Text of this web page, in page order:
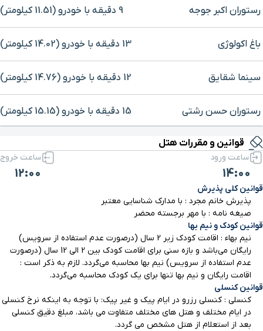
رستوران اکبر جوجه 9 دقیقه با خودرو (11.51 کیلومتر)
باغ اکولوژی 13 دقیقه با خودرو (14.02 کیلومتر)
سینما شقایق 12 دقیقه با خودرو (14.76 کیلومتر)
رستوران حسن رشتی 15 دقیقه با خودرو (15.15 کیلومتر)
بیمارستان شهید بهشتی
مسجد جامع نوشهر
پارک جنگلی سی سنگان
خیابان 15 خرداد 17 دقیقه با خودرو (16.32 کیلومتر)
مرکز خرید آریازی 19 دقیقه با خودرو (17.38 کیلومتر)
پلاژ سیترا یاحسینی 19 دقیقه با خودرو (17.52 کیلومتر)
برای بزرگنمایی روی نقشه کلیک کنید
قوانین و مقررات هتل
ساعت ورود
14:00
ساعت خروج
12:00
قوانین کلی پذیرش
پذیرش خانم مجرد : با مدارک شناسایی معتبر
صیغه نامه : با مهر برجسته محضر
قوانین کودک و نیم بها
نیم بهاء : اقامت کودک زیر 2 سال (درصورت عدم استفاده از سرویس)
رایگان می‌باشد و بازه سنی برای اقامت کودک بین 2 الی 12 سال (درصورت
عدم استفاده از سرویس) نیم بها محاسبه می‌گردد. لازم به ذکر است :
اقامت رایگان و نیم بها تنها برای یک کودک محاسبه می‌گردد.
قوانین کنسلی
کنسلی : کنسلی رزرو در ایام پیک و غیر پیک: با توجه به اینکه نرخ کنسلی
در ایام مختلف و هتل های مختلف متفاوت می باشد، مبلغ دقیق کنسلی
بعد از استعلام از هتل مشخص می گردد.